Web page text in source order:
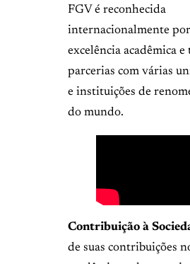
FGV é reconhecida
internacionalmente
excelência acadêmica e
parcerias com várias
e instituições de
do mundo.
Contribuição à
de suas contribuições